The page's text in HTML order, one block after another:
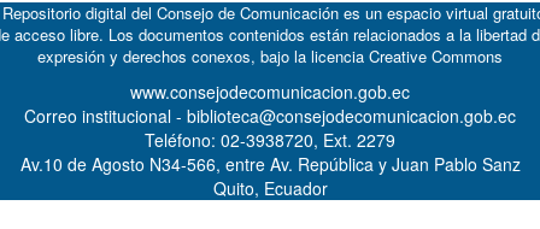
digital del Consejo de Comunicación es un espacio virtual
acceso libre. Los documentos contenidos están relacionados a la libertad
expresión y derechos conexos, bajo la licencia Creative Commons
www.consejodecomunicacion.gob.ec
Correo institucional - biblioteca@consejodecomunicacion.gob.ec
Teléfono: 02-3938720, Ext. 2279
Av.10 de Agosto N34-566, entre Av. República y Juan Pablo Sanz
Quito, Ecuador